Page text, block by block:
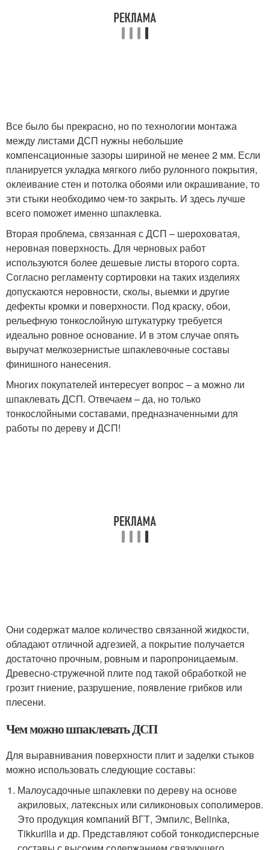
Все было бы прекрасно, но по технологии монтажа
между листами ДСП нужны небольшие
компенсационные зазоры шириной не менее 2 мм. Если
планируется укладка мягкого либо рулонного покрытия,
оклеивание стен и потолка обоями или окрашивание, то
эти стыки необходимо чем-то закрыть. И здесь лучше
всего поможет именно шпаклевка.
Вторая проблема, связанная с ДСП – шероховатая,
неровная поверхность. Для черновых работ
используются более дешевые листы второго сорта.
Согласно регламенту сортировки на таких изделиях
допускаются неровности, сколы, выемки и другие
дефекты кромки и поверхности. Под краску, обои,
рельефную тонкослойную штукатурку требуется
идеально ровное основание. И в этом случае опять
выручат мелкозернистые шпаклевочные составы
финишного нанесения.
Многих покупателей интересует вопрос – а можно ли
шпаклевать ДСП. Отвечаем – да, но только
тонкослойными составами, предназначенными для
работы по дереву и ДСП!
Они содержат малое количество связанной жидкости,
обладают отличной адгезией, а покрытие получается
достаточно прочным, ровным и паропроницаемым.
Древесно-стружечной плите под такой обработкой не
грозит гниение, разрушение, появление грибков или
плесени.
Чем можно шпаклевать ДСП
Для выравнивания поверхности плит и заделки стыков
можно использовать следующие составы:
Малоусадочные шпаклевки по дереву на основе
акриловых, латексных или силиконовых сополимеров.
Это продукция компаний ВГТ, Эмпилс, Belinka,
Tikkurilla и др. Представляют собой тонкодисперсные